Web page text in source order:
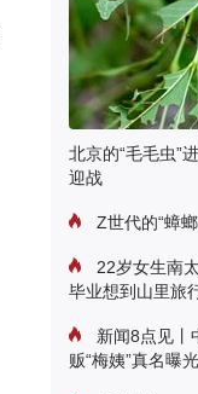
北京的“毛毛虫”
迎战
Z世代的“蟑
22岁女生南
毕业想到山里旅
新闻8点见丨
贩“梅姨”真名曝光